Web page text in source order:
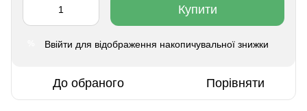
Купити
Ввійти для відображення накопичувальної знижки
До обраного Порівняти